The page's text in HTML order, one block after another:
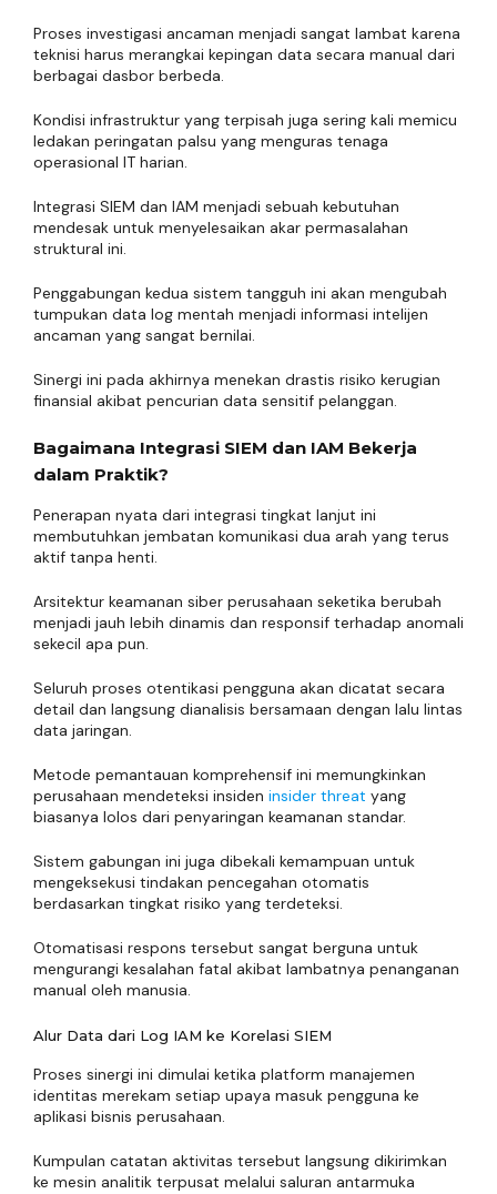
Proses investigasi ancaman menjadi sangat lambat karena
teknisi harus merangkai kepingan data secara manual dari
berbagai dasbor berbeda.
Kondisi infrastruktur yang terpisah juga sering kali memicu
ledakan peringatan palsu yang menguras tenaga
operasional IT harian.
Integrasi SIEM dan IAM menjadi sebuah kebutuhan
mendesak untuk menyelesaikan akar permasalahan
struktural ini.
Penggabungan kedua sistem tangguh ini akan mengubah
tumpukan data log mentah menjadi informasi intelijen
ancaman yang sangat bernilai.
Sinergi ini pada akhirnya menekan drastis risiko kerugian
finansial akibat pencurian data sensitif pelanggan.
Bagaimana Integrasi SIEM dan IAM Bekerja
dalam Praktik?
Penerapan nyata dari integrasi tingkat lanjut ini
membutuhkan jembatan komunikasi dua arah yang terus
aktif tanpa henti.
Arsitektur keamanan siber perusahaan seketika berubah
menjadi jauh lebih dinamis dan responsif terhadap anomali
sekecil apa pun.
Seluruh proses otentikasi pengguna akan dicatat secara
detail dan langsung dianalisis bersamaan dengan lalu lintas
data jaringan.
Metode pemantauan komprehensif ini memungkinkan
perusahaan mendeteksi insiden insider threat yang
biasanya lolos dari penyaringan keamanan standar.
Sistem gabungan ini juga dibekali kemampuan untuk
mengeksekusi tindakan pencegahan otomatis
berdasarkan tingkat risiko yang terdeteksi.
Otomatisasi respons tersebut sangat berguna untuk
mengurangi kesalahan fatal akibat lambatnya penanganan
manual oleh manusia.
Alur Data dari Log IAM ke Korelasi SIEM
Proses sinergi ini dimulai ketika platform manajemen
identitas merekam setiap upaya masuk pengguna ke
aplikasi bisnis perusahaan.
Kumpulan catatan aktivitas tersebut langsung dikirimkan
ke mesin analitik terpusat melalui saluran antarmuka